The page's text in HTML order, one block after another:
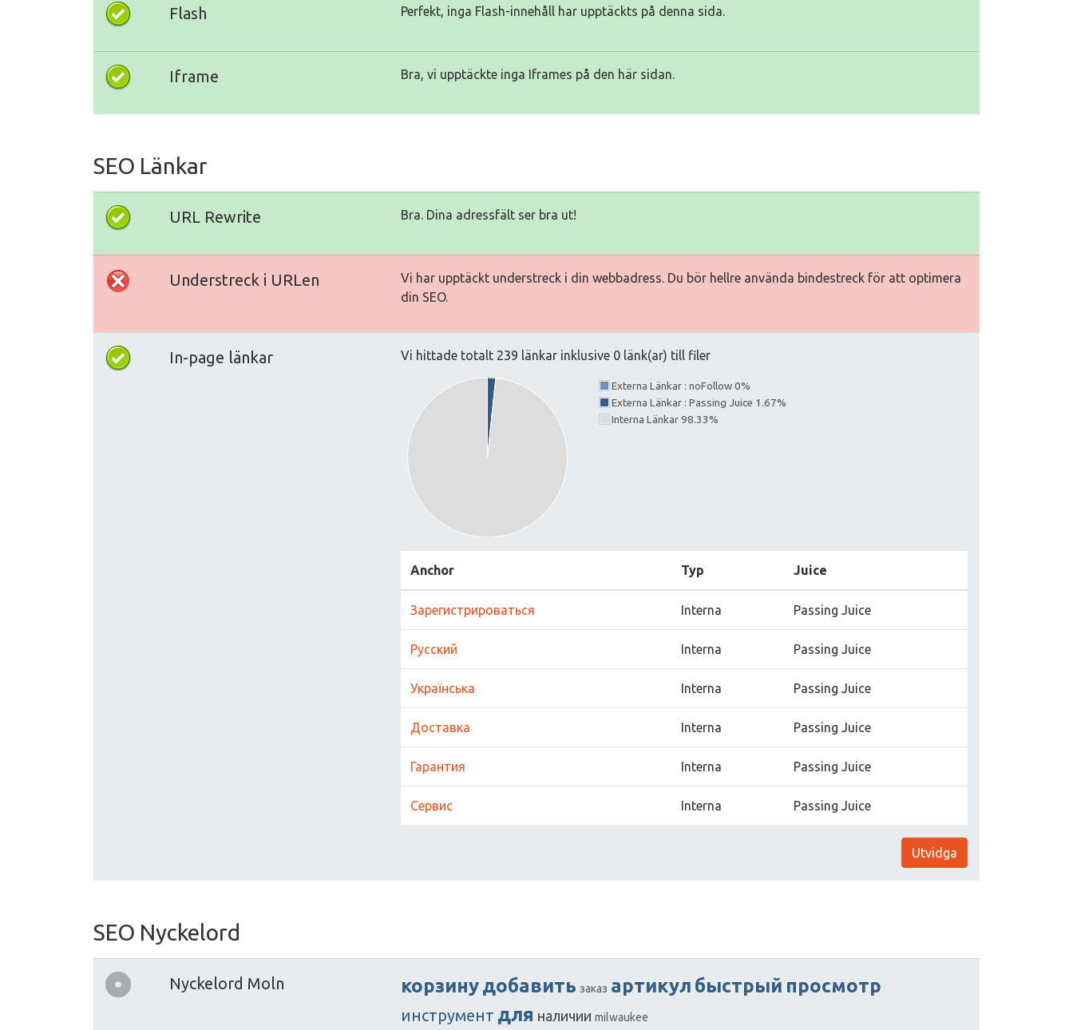
Flash Perfekt, inga Flash-innehåll har upptäckts på denna sida.
Iframe Bra, vi upptäckte inga Iframes på den här sidan.
SEO Länkar
URL Rewrite Bra. Dina adressfält ser bra ut!
Understreck i URLen
Vi har upptäckt understreck i din webbadress. Du bör hellre använda bindestreck för att optimera
din SEO.
In-page länkar Vi hittade totalt 239 länkar inklusive 0 länk(ar) till filer
Externa Länkar : noFollow 0%
Externa Länkar : Passing Juice 1.67%
Interna Länkar 98.33%
Anchor Typ Juice
Зарегистрироваться Interna Passing Juice
Русский Interna Passing Juice
Українська Interna Passing Juice
Доставка Interna Passing Juice
Гарантия Interna Passing Juice
Сервис Interna Passing Juice
Utvidga
SEO Nyckelord
Nyckelord Moln корзинудобавить заказ артикул быстрый просмотр
инструмент для наличии milwaukee